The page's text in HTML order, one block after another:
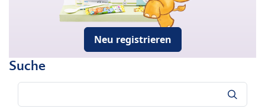
Neu registrieren
Suche